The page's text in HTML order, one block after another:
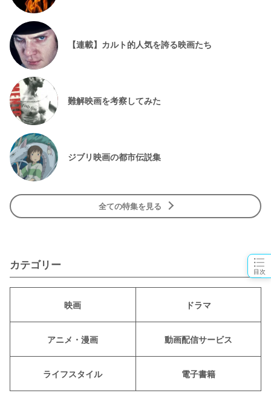
目次
【連載】カルト的人気を誇る映画たち
難解映画を考察してみた
ジブリ映画の都市伝説集
全ての特集を見る
カテゴリー
映画 ドラマ
アニメ・漫画 動画配信サービス
ライフスタイル 電子書籍